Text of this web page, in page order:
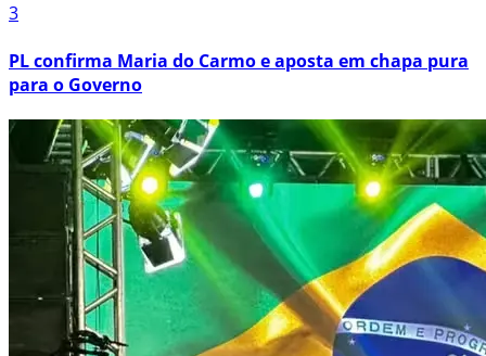
3
PL confirma Maria do Carmo e aposta em chapa pura
para o Governo